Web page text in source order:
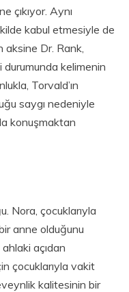
çıkıyor. Aynı
kabul etmesiyle de
aksine Dr. Rank,
durumunda kelimenin
Torvald’ın
saygı nedeniyle
konuşmaktan
Nora, çocuklarıyla
anne olduğunu
açıdan
çocuklarıyla vakit
kalitesinin bir